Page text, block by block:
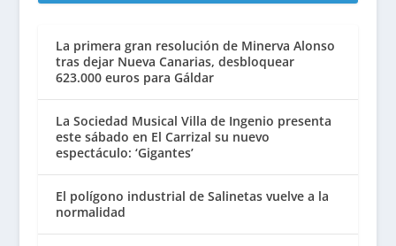
La primera gran resolución de Minerva Alonso
tras dejar Nueva Canarias, desbloquear
623.000 euros para Gáldar
La Sociedad Musical Villa de Ingenio presenta
este sábado en El Carrizal su nuevo
espectáculo: ‘Gigantes’
El polígono industrial de Salinetas vuelve a la
normalidad